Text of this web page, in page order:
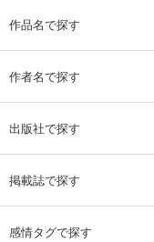
作品名で探す
作者名で探す
出版社で探す
掲載誌で探す
感情タグで探す